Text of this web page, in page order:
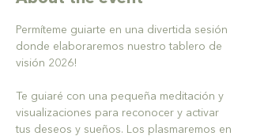
Permíteme guiarte en una divertida sesión
donde elaboraremos nuestro tablero de
visión 2026!
Te guiaré con una pequeña meditación y
visualizaciones para reconocer y activar
tus deseos y sueños. Los plasmaremos en